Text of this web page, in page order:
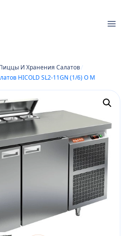
И Хранения Салатов/
HICOLD SL2-11GN (1/6) О M